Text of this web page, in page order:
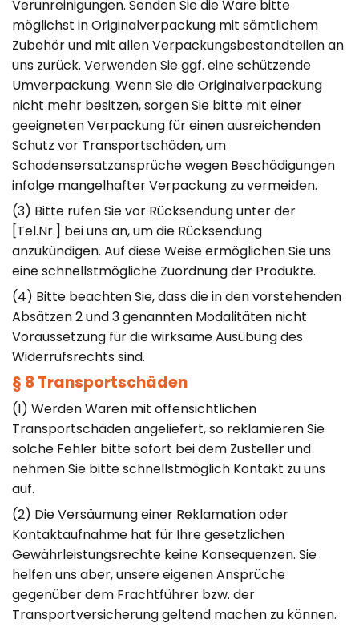
Verunreinigungen. Senden Sie die Ware bitte
möglichst in Originalverpackung mit sämtlichem
Zubehör und mit allen Verpackungsbestandteilen an
uns zurück. Verwenden Sie ggf. eine schützende
Umverpackung. Wenn Sie die Originalverpackung
nicht mehr besitzen, sorgen Sie bitte mit einer
geeigneten Verpackung für einen ausreichenden
Schutz vor Transportschäden, um
Schadensersatzansprüche wegen Beschädigungen
infolge mangelhafter Verpackung zu vermeiden.
(3) Bitte rufen Sie vor Rücksendung unter der
[Tel.Nr.] bei uns an, um die Rücksendung
anzukündigen. Auf diese Weise ermöglichen Sie uns
eine schnellstmögliche Zuordnung der Produkte.
(4) Bitte beachten Sie, dass die in den vorstehenden
Absätzen 2 und 3 genannten Modalitäten nicht
Voraussetzung für die wirksame Ausübung des
Widerrufsrechts sind.
§ 8 Transportschäden
(1) Werden Waren mit offensichtlichen
Transportschäden angeliefert, so reklamieren Sie
solche Fehler bitte sofort bei dem Zusteller und
nehmen Sie bitte schnellstmöglich Kontakt zu uns
auf.
(2) Die Versäumung einer Reklamation oder
Kontaktaufnahme hat für Ihre gesetzlichen
Gewährleistungsrechte keine Konsequenzen. Sie
helfen uns aber, unsere eigenen Ansprüche
gegenüber dem Frachtführer bzw. der
Transportversicherung geltend machen zu können.